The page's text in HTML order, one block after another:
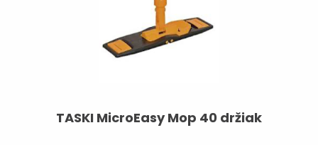
TASKI MicroEasy Mop 40 držiak